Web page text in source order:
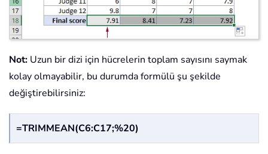
Not: Uzun bir dizi için hücrelerin toplam sayısını saymak
kolay olmayabilir, bu durumda formülü şu şekilde
değiştirebilirsiniz:
=TRIMMEAN(C6:C17;%20)